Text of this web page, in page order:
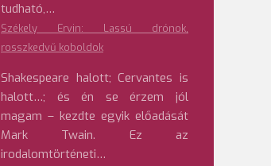
tudható,…
Székely Ervin: Lassú drónok,
rosszkedvű koboldok
Shakespeare halott; Cervantes is
halott…; és én se érzem jól
magam – kezdte egyik előadását
Mark Twain. Ez az
irodalomtörténeti…